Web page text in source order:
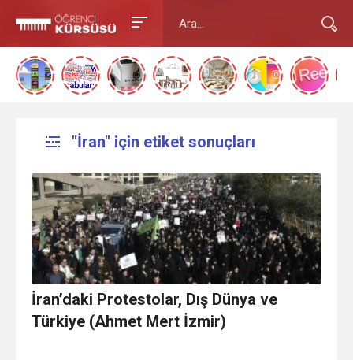
"İran" için etiket sonuçları
İran’daki Protestolar, Dış Dünya ve
Türkiye (Ahmet Mert İzmir)